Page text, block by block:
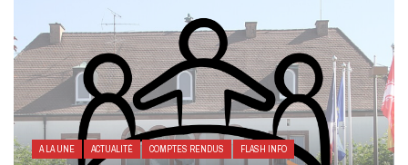
A LA UNE ACTUALITÉ COMPTES RENDUS FLASH INFO